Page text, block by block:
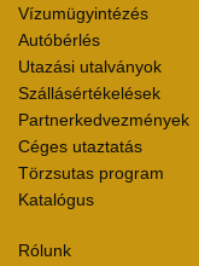
Vízumügyintézés
Autóbérlés
Utazási utalványok
Szállásértékelések
Partnerkedvezmények
Céges utaztatás
Törzsutas program
Katalógus
Rólunk